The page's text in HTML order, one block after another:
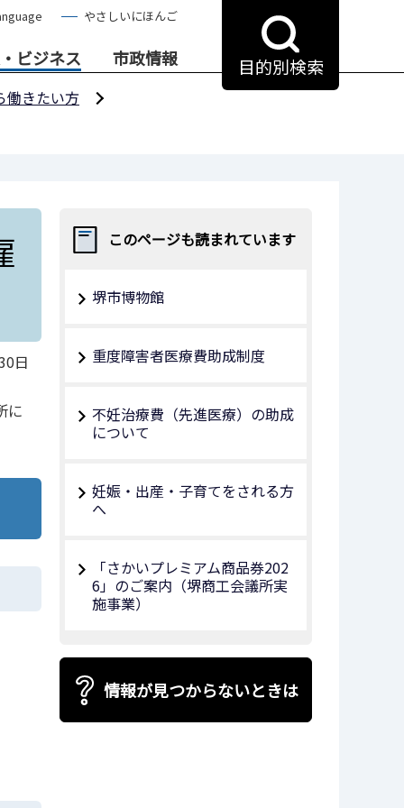
やさしいにほんご
ビジネス 市政情報 目的別検索
働きたい方
日
に
このページも読まれています
堺市博物館
重度障害者医療費助成制度
不妊治療費（先進医療）の助成
について
妊娠・出産・子育てをされる方
へ
「さかいプレミアム商品券202
6」のご案内（堺商工会議所実
施事業）
情報が見つからないときは